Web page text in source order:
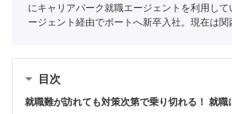
にキャリアパーク就職エージェントを利用し
ージェント経由でポートへ新卒入社。現在は
目次
就職難が訪れても対策次第で乗り切れる！ 就職